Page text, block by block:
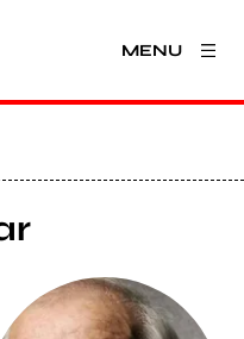
MENU
Agrandir